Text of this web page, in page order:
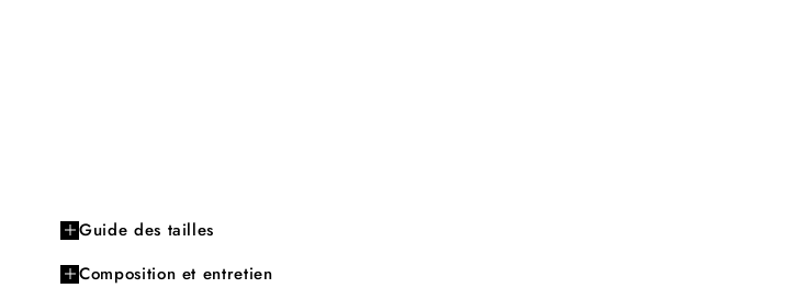
Guide des tailles
Composition et entretien